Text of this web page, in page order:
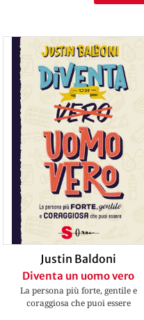
Justin Baldoni
Diventa un uomo vero
La persona più forte, gentile e
coraggiosa che puoi essere